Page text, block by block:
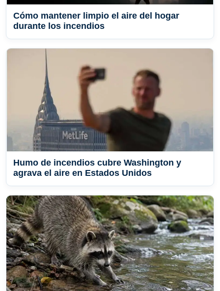
Cómo mantener limpio el aire del hogar
durante los incendios
Humo de incendios cubre Washington y
agrava el aire en Estados Unidos